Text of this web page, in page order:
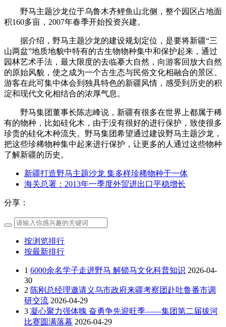
野马主题沙龙位于乌鲁木齐鲤鱼山北侧，整个园区占地面
积160多亩，2007年春季开始投资兴建。
据介绍，野马主题沙龙的建设规划定位，是要将新疆“三
山两盆”地质地貌中特有的古生物物种集中和保护起来，通过
园林艺术手法，最大限度的去临摹大自然，向游客回放大自然
的原始风貌，使之成为一个古生态与民俗文化相融合的景区。
游客在此可集中体会到独具特色的新疆风情，感受到历史的积
淀和现代文化相结合的浓厚气息。
野马集团董事长陈志峰说，新疆有很多在世界上都属于稀
有的物种，比如硅化木，由于没有很好的进行保护，致使很多
珍贵的硅化木种流失。野马集团希望通过建设野马主题沙龙，
把这些珍稀物种集中起来进行保护，让更多的人通过这些物种
了解新疆的历史。
新疆打造野马主题沙龙 集多样珍稀物种于一体
海关总署：2013年一季度外贸进出口平稳增长
分享：
按浏览排行
按最新排行
1 6000余名学子走进野马 解锁马文化科普知识 2026-04-
30
2 陈刚总经理邀请义乌市政府来疆考察团赴吐鲁番市调
研交流 2026-04-29
3 凝心聚力强体魄 奋勇争先迎旺季——集团第二届拔河
比赛圆满落幕 2026-04-29